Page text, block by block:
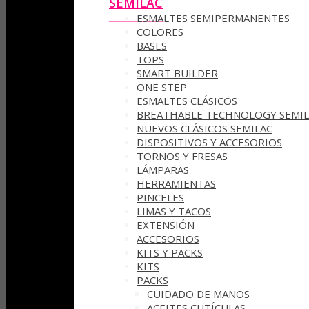
ESMALTES SEMIPERMANENTES
COLORES
BASES
TOPS
SMART BUILDER
ONE STEP
ESMALTES CLÁSICOS
BREATHABLE TECHNOLOGY
NUEVOS CLÁSICOS SEMILAC
DISPOSITIVOS Y ACCESORIOS
TORNOS Y FRESAS
LÁMPARAS
HERRAMIENTAS
PINCELES
LIMAS Y TACOS
EXTENSIÓN
ACCESORIOS
KITS Y PACKS
KITS
PACKS
CUIDADO DE MANOS